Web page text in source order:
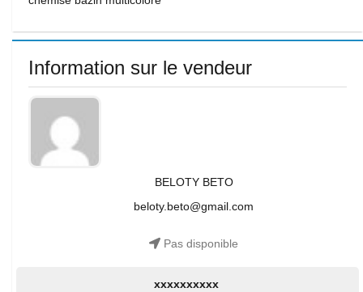
Information sur le vendeur
BELOTY BETO
beloty.beto@gmail.com
Pas disponible
xxxxxxxxxx